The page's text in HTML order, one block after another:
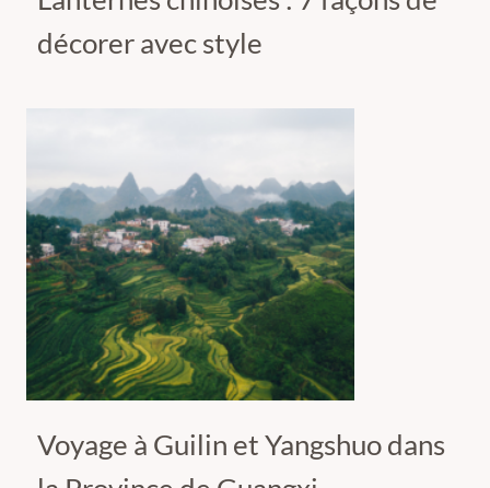
décorer avec style
Voyage à Guilin et Yangshuo dans